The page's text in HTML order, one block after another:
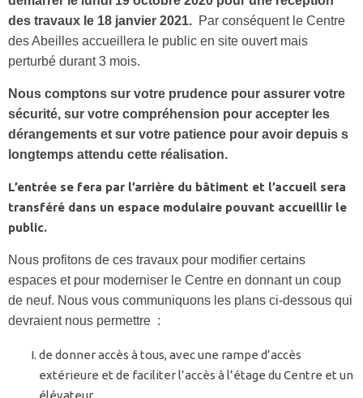
des travaux le 18 janvier 2021. Par conséquent le Centre
des Abeilles accueillera le public en site ouvert mais
perturbé durant 3 mois.
Nous comptons sur votre prudence pour assurer votre
sécurité, sur votre compréhension pour accepter les
dérangements et sur votre patience pour avoir depuis s
longtemps attendu cette réalisation.
L’entrée se fera par l’arrière du bâtiment et l’accueil sera
transféré dans un espace modulaire pouvant accueillir le
public.
Nous profitons de ces travaux pour modifier certains
espaces et pour moderniser le Centre en donnant un coup
de neuf. Nous vous communiquons les plans ci-dessous qui
devraient nous permettre :
de donner accès à tous, avec une rampe d’accès
extérieure et de faciliter l’accès à l’étage du Centre et un
élévateur